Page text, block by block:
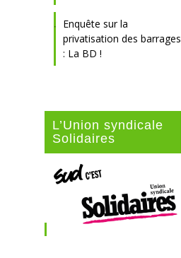
Enquête sur la
privatisation des barrages
: La BD !
L’Union syndicale
Solidaires